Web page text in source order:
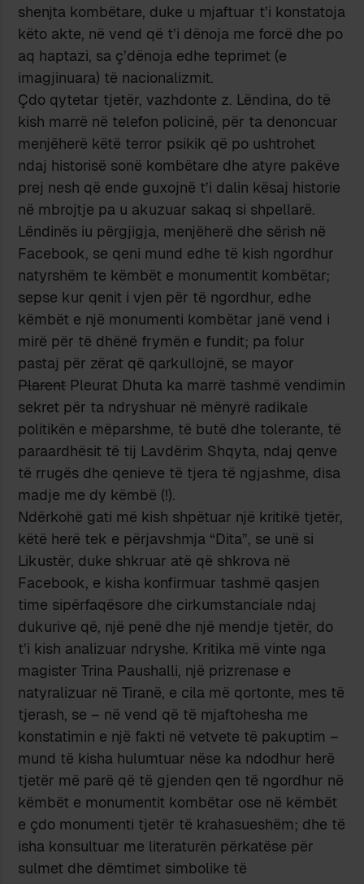
shenjta kombëtare, duke u mjaftuar t’i konstatoja
këto akte, në vend që t’i dënoja me forcë dhe po
aq haptazi, sa ç’dënoja edhe teprimet (e
imagjinuara) të nacionalizmit.
Çdo qytetar tjetër, vazhdonte z. Lëndina, do të
kish marrë në telefon policinë, për ta denoncuar
menjëherë këtë terror psikik që po ushtrohet
ndaj historisë sonë kombëtare dhe atyre pakëve
prej nesh që ende guxojnë t’i dalin kësaj historie
në mbrojtje pa u akuzuar sakaq si shpellarë.
Lëndinës iu përgjigja, menjëherë dhe sërish në
Facebook, se qeni mund edhe të kish ngordhur
natyrshëm te këmbët e monumentit kombëtar;
sepse kur qenit i vjen për të ngordhur, edhe
këmbët e një monumenti kombëtar janë vend i
mirë për të dhënë frymën e fundit; pa folur
pastaj për zërat që qarkullojnë, se mayor
Plarent Pleurat Dhuta ka marrë tashmë vendimin
sekret për ta ndryshuar në mënyrë radikale
politikën e mëparshme, të butë dhe tolerante, të
paraardhësit të tij Lavdërim Shqyta, ndaj qenve
të rrugës dhe qenieve të tjera të ngjashme, disa
madje me dy këmbë (!).
Ndërkohë gati më kish shpëtuar një kritikë tjetër,
këtë herë tek e përjavshmja “Dita”, se unë si
Likustër, duke shkruar atë që shkrova në
Facebook, e kisha konfirmuar tashmë qasjen
time sipërfaqësore dhe cirkumstanciale ndaj
dukurive që, një penë dhe një mendje tjetër, do
t’i kish analizuar ndryshe. Kritika më vinte nga
magister Trina Paushalli, një prizrenase e
natyralizuar në Tiranë, e cila më qortonte, mes të
tjerash, se – në vend që të mjaftohesha me
konstatimin e një fakti në vetvete të pakuptim –
mund të kisha hulumtuar nëse ka ndodhur herë
tjetër më parë që të gjenden qen të ngordhur në
këmbët e monumentit kombëtar ose në këmbët
e çdo monumenti tjetër të krahasueshëm; dhe të
isha konsultuar me literaturën përkatëse për
sulmet dhe dëmtimet simbolike të